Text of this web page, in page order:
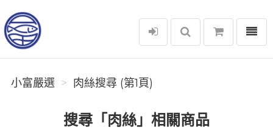
小富嚴選
選單
小富嚴選 肉絲搜尋 (第1頁)
搜尋「肉絲」相關商品